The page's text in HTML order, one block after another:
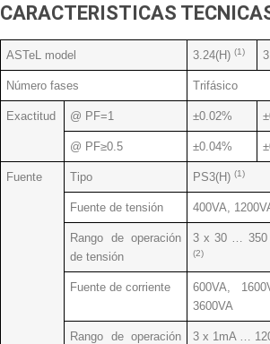
CARACTERISTICAS
ASTeL model 3.24(H) (1)
Número fases Trifásico
Exactitud @ PF=1 ±0.02%
@ PF≥0.5 ±0.04%
Fuente Tipo PS3(H) (1)
Fuente de tensión 400VA,
Rango de operación
de tensión
3 x 30 … 350
(2)
Fuente de corriente
600VA,
3600VA
Rango de operación
3 x 1mA …